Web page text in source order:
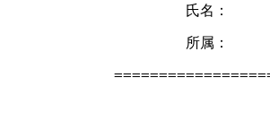
        氏名：
        所属：